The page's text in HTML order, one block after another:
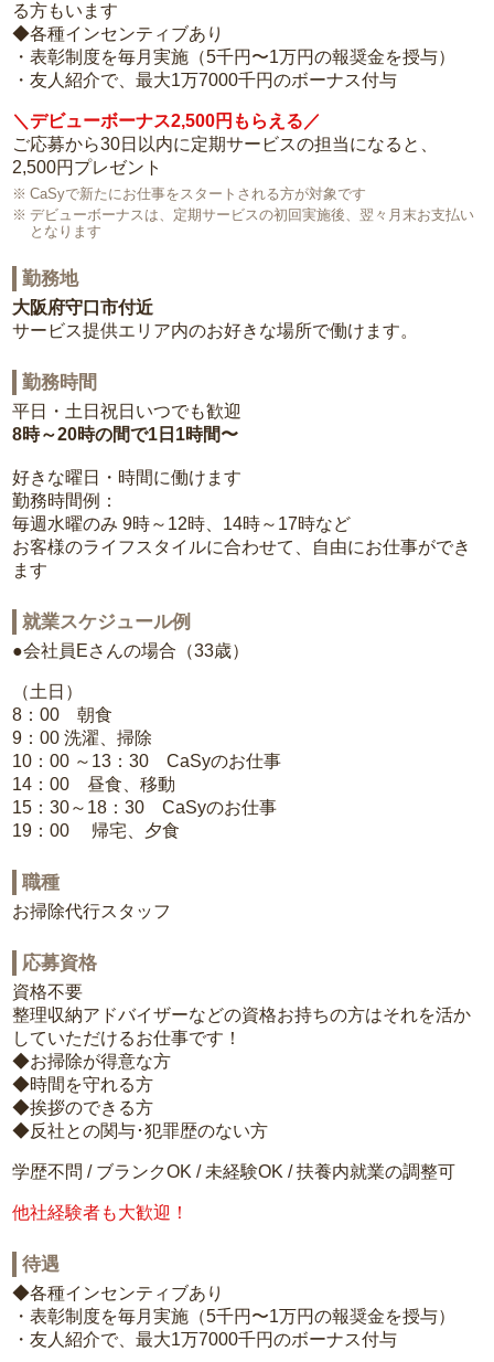
る方もいます
◆各種インセンティブあり
・表彰制度を毎月実施（5千円〜1万円の報奨金を授与）
・友人紹介で、最大1万7000千円のボーナス付与
＼デビューボーナス2,500円もらえる／
ご応募から30日以内に定期サービスの担当になると、
2,500円プレゼント
CaSyで新たにお仕事をスタートされる方が対象です
デビューボーナスは、定期サービスの初回実施後、翌々月末お支払い
となります
勤務地
大阪府守口市付近
サービス提供エリア内のお好きな場所で働けます。
勤務時間
平日・土日祝日いつでも歓迎
8時～20時の間で1日1時間〜
好きな曜日・時間に働けます
勤務時間例：
毎週水曜のみ 9時～12時、14時～17時など
お客様のライフスタイルに合わせて、自由にお仕事ができ
ます
就業スケジュール例
●会社員Eさんの場合（33歳）
（土日）
8：00 朝食
9：00 洗濯、掃除
10：00 ～13：30 CaSyのお仕事
14：00 昼食、移動
15：30～18：30 CaSyのお仕事
19：00 帰宅、夕食
職種
お掃除代行スタッフ
応募資格
資格不要
整理収納アドバイザーなどの資格お持ちの方はそれを活か
していただけるお仕事です！
◆お掃除が得意な方
◆時間を守れる方
◆挨拶のできる方
◆反社との関与･犯罪歴のない方
学歴不問 / ブランクOK / 未経験OK / 扶養内就業の調整可
他社経験者も大歓迎！
待遇
◆各種インセンティブあり
・表彰制度を毎月実施（5千円〜1万円の報奨金を授与）
・友人紹介で、最大1万7000千円のボーナス付与